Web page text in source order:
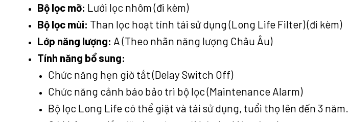
Bộ lọc mỡ: Lưới lọc nhôm (đi kèm)
Bộ lọc mùi: Than lọc hoạt tính tái sử dụng (Long Life Filter) (đi kèm)
Lớp năng lượng: A (Theo nhãn năng lượng Châu Âu)
Tính năng bổ sung:
Chức năng hẹn giờ tắt (Delay Switch Off)
Chức năng cảnh báo bảo trì bộ lọc (Maintenance Alarm)
Bộ lọc Long Life có thể giặt và tái sử dụng, tuổi thọ lên đến 3 năm.